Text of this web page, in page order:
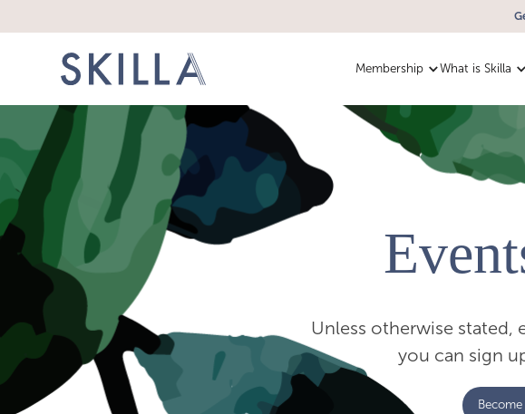
Membership What is Skilla
Unless otherwise stated,
you can sign